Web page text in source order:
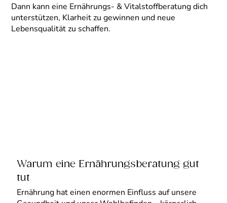
Dann kann eine Ernährungs- & Vitalstoffberatung dich
unterstützen, Klarheit zu gewinnen und neue
Lebensqualität zu schaffen.
Warum eine Ernährungsberatung gut
tut
Ernährung hat einen enormen Einfluss auf unsere